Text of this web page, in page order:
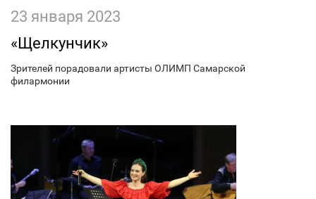
23 января 2023
«Щелкунчик»
Зрителей порадовали артисты ОЛИМП Самарской
филармонии